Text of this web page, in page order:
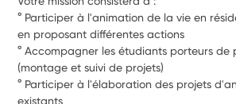
° Participer à l'animation de la vie en
en proposant différentes actions
° Accompagner les étudiants porteurs de
(montage et suivi de projets)
° Participer à l'élaboration des projets
existants